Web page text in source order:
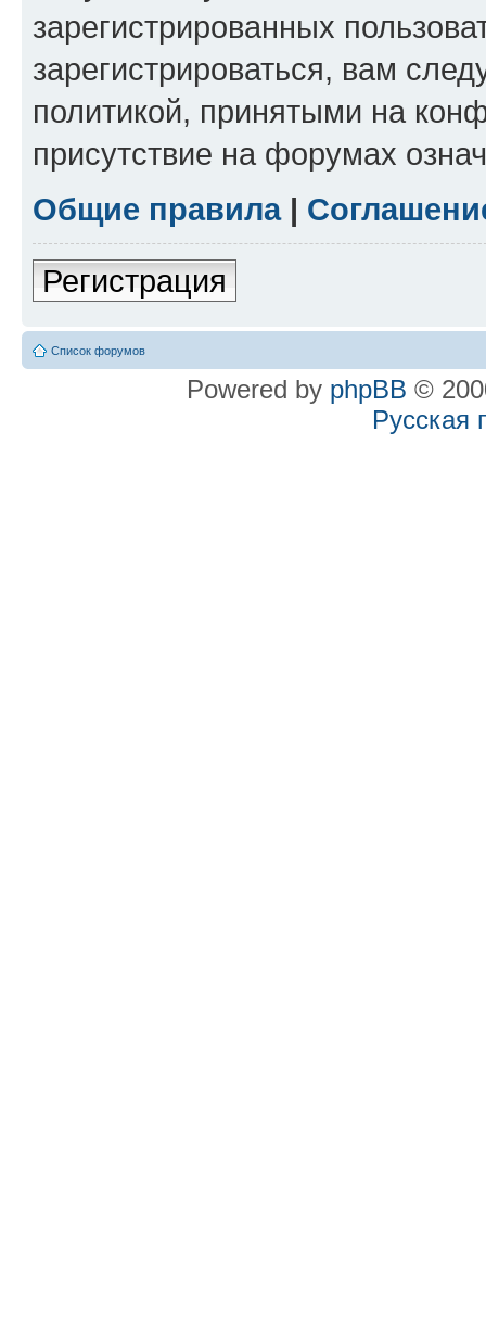
зарегистрированных
зарегистрироваться, вам
политикой, принятыми на
присутствие на форумах
Общие правила|
Регистрация
Список форумов
Powered by phpBB ©
Русская